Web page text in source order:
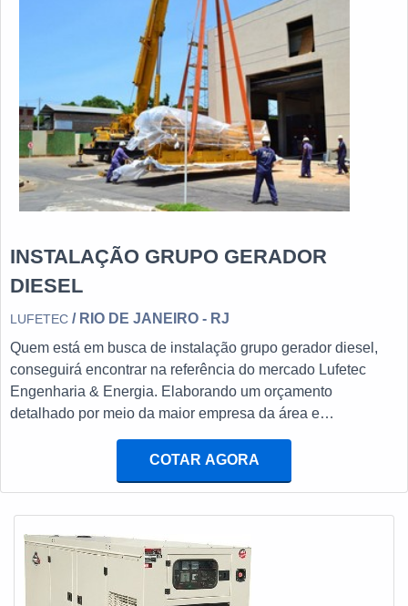
INSTALAÇÃO GRUPO GERADOR
DIESEL
LUFETEC / RIO DE JANEIRO - RJ
Quem está em busca de instalação grupo gerador diesel,
conseguirá encontrar na referência do mercado Lufetec
Engenharia & Energia. Elaborando um orçamento
detalhado por meio da maior empresa da área e
contratação é mais assertiva.DIFERENCIAIS
IMPORTANTES DE INSTALAÇÃO GRUPO GERADOR
descob...
COTAR AGORA